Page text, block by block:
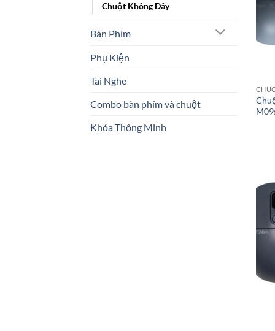
Chuột Không Dây
Bàn Phím
Phụ Kiện
Tai Nghe
Combo bàn phím và chuột
Khóa Thông Minh